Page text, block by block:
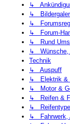
↳
↳
↳
↳ Forum-
↳ Rund Ums
↳ Wünsche,
Technik
↳ Auspuff
↳ Elektrik &
↳ Motor &
↳ Reifen &
↳
↳ Fahrwerk,